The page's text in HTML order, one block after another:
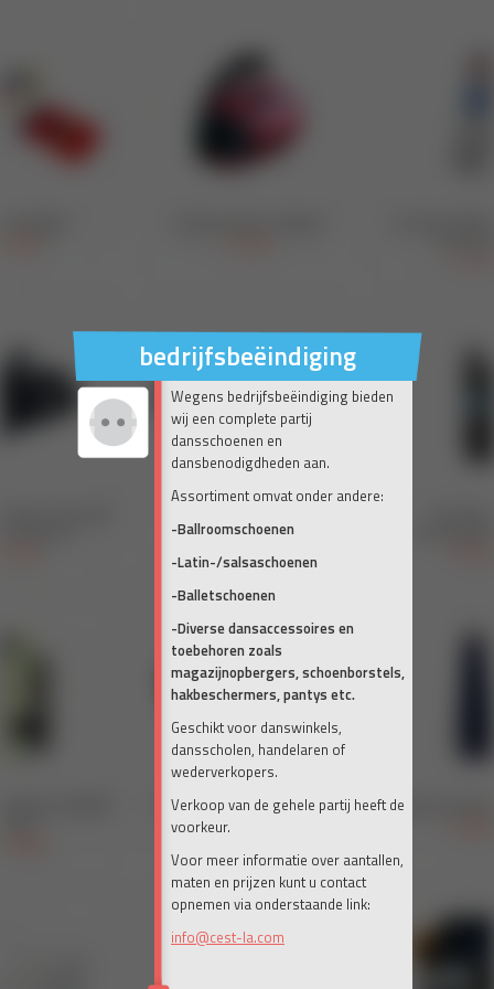
bedrijfsbeëindiging
Wegens bedrijfsbeëindiging bieden
wij een complete partij
dansschoenen en
dansbenodigdheden aan.
Assortiment omvat onder andere:
-Ballroomschoenen
-Latin-/salsaschoenen
-Balletschoenen
-Diverse dansaccessoires en
toebehoren zoals
magazijnopbergers, schoenborstels,
hakbeschermers, pantys etc.
Geschikt voor danswinkels,
dansscholen, handelaren of
wederverkopers.
Verkoop van de gehele partij heeft de
voorkeur.
Voor meer informatie over aantallen,
maten en prijzen kunt u contact
opnemen via onderstaande link:
info@cest-la.com